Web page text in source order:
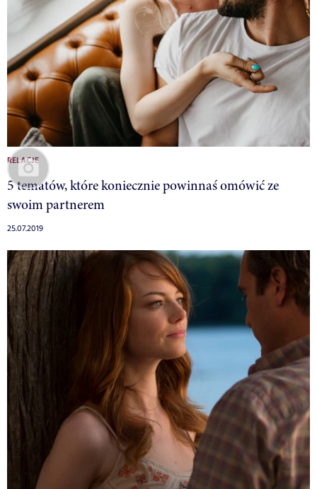
RELACJE
5 tematów, które koniecznie powinnaś omówić ze
swoim partnerem
25.07.2019